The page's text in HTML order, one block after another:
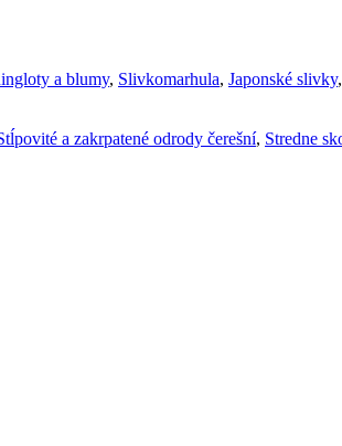
a blumy, Slivkomarhula, Japonské slivky,
a zakrpatené odrody čerešní, Stredne